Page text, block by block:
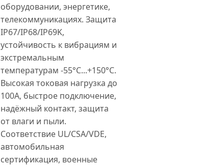
оборудовании, энергетике,
телекоммуникациях. Защита
IP67/IP68/IP69K,
устойчивость к вибрациям и
экстремальным
температурам -55°C...+150°C.
Высокая токовая нагрузка до
100A, быстрое подключение,
надёжный контакт, защита
от влаги и пыли.
Соответствие UL/CSA/VDE,
автомобильная
сертификация, военные